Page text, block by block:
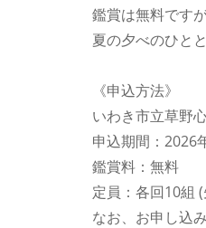
鑑賞は無料です
夏の夕べのひと
《申込方法》
いわき市立草野
申込期間：
鑑賞料：無料
定員：各回10組
なお、お申し込